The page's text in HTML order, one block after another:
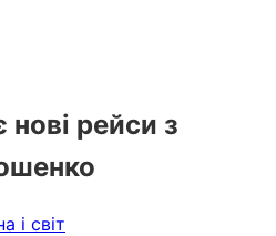
нові рейси з
і світ